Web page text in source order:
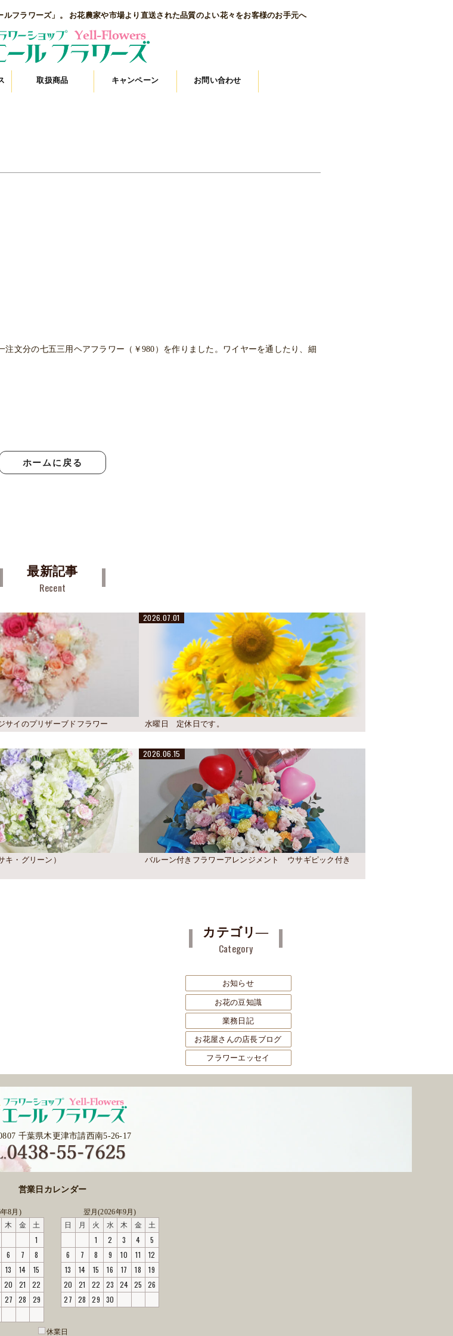
フラワーズ」。 お花農家や市場より直送された品質のよい花々をお客様のお手元へ
取扱商品 キャンペーン お問い合わせ
注文分の七五三用ヘアフラワー（￥980）を作りました。ワイヤーを通したり、細
ホームに戻る
最新記事
Recent
サイのプリザーブドフラワー
2026.07.01
水曜日 定休日です。
・グリーン）
2026.06.15
バルーン付きフラワーアレンジメント ウサギピック付き
カテゴリ―
Category
お知らせ
お花の豆知識
業務日記
お花屋さんの店長ブログ
フラワーエッセイ
千葉県木更津市請西南5-26-17
営業日カレンダー
8月)
木 金 土
1
6 7
8
13 14
15
20 21
22
27 28
29
翌月(2026年9月)
日
月 火 水 木 金 土
1 2 3 4
5
6
7 8 9 10 11
12
13
14 15 16 17 18
19
20
21 22 23 24 25
26
27
28 29 30
休業日